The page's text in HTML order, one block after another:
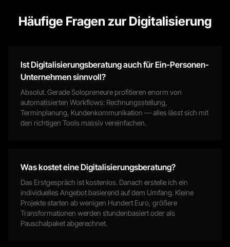
Häufige Fragen zur Digitalisierung
Ist Digitalisierungsberatung auch für Ein-Personen-
Unternehmen sinnvoll?
Absolut. Gerade Solopreneure profitieren enorm von
automatisierten Workflows: Rechnungsstellung,
Terminplanung, Kundenkommunikation — alles lässt sich mit
den richtigen Tools massiv vereinfachen.
Was kostet eine Digitalisierungsberatung?
Das Erstgespräch ist kostenlos. Danach erstelle ich ein
individuelles Angebot basierend auf dem Umfang. Kleine
Projekte starten ab wenigen Hundert Euro, größere
Transformationen werden stundenbasiert oder als
Pauschalpaket abgerechnet.